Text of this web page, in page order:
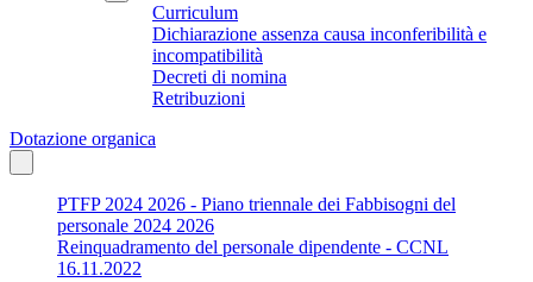
Curriculum
Dichiarazione assenza causa inconferibilità e
incompatibilità
Decreti di nomina
Retribuzioni
Dotazione organica
PTFP 2024 2026 - Piano triennale dei Fabbisogni del
personale 2024 2026
Reinquadramento del personale dipendente - CCNL
16.11.2022